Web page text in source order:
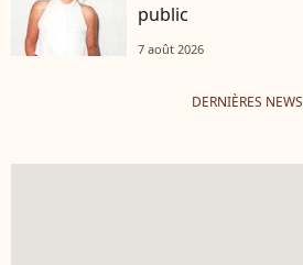
public
7 août 2026
DERNIÈRES NEWS